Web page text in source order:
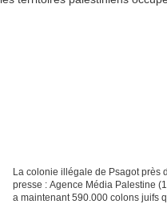
La colonie illégale de Psagot près
presse : Agence Média Palestine
a maintenant 590.000 colons juifs